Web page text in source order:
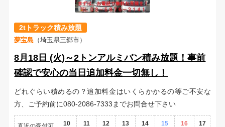
2tトラック積み放題
夢宝島 （埼玉県三郷市）
8月18日 (火)～2トンアルミバン積み放題！事前
確認で安心の当日追加料金一切無し！
どれぐらい積めるの？追加料金はいくらかかるの等ご不安な
方、ご予約前に080-2086-7333までお問合せ下さい
10 11 12 13 14 15 16 17